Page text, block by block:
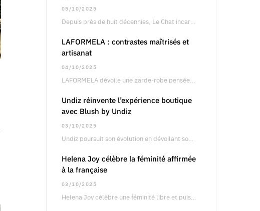
05/10/2025
LAFORMELA : contrastes maîtrisés et
artisanat
04/10/2025
Undiz réinvente l’expérience boutique
avec Blush by Undiz
03/10/2025
Helena Joy célèbre la féminité affirmée
à la française
03/10/2025